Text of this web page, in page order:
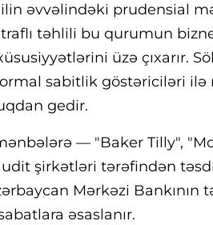
ilin əvvəlindəki prudensial
təhlili bu qurumun
üzə çıxarır.
sabitlik göstəriciləri ilə
gedir.
— "Baker Tilly",
şirkətləri tərəfindən
Mərkəzi Bankının
əsaslanır.